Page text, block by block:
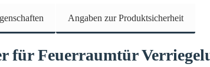
Angaben zur Produktsicherheit
für Feuerraumtür